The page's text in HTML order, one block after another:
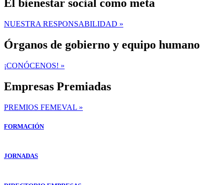
El bienestar social como meta
NUESTRA RESPONSABILIDAD »
Órganos de gobierno y equipo humano
¡CONÓCENOS! »
Empresas Premiadas
PREMIOS FEMEVAL »
FORMACIÓN
JORNADAS